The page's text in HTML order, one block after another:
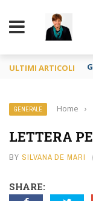
ULTIMI ARTICOLI
GENERALE Home ›
LETTERA
BY SILVANA DE MARI
SHARE: